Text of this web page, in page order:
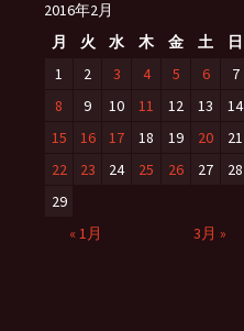
2016年2月
月
火 水 木 金 土
日
1
2 3 4 5 6
7
8
9 10 11 12 13
14
15
16 17 18 19 20
21
22
23 24 25 26 27
28
29
« 1月
3月 »